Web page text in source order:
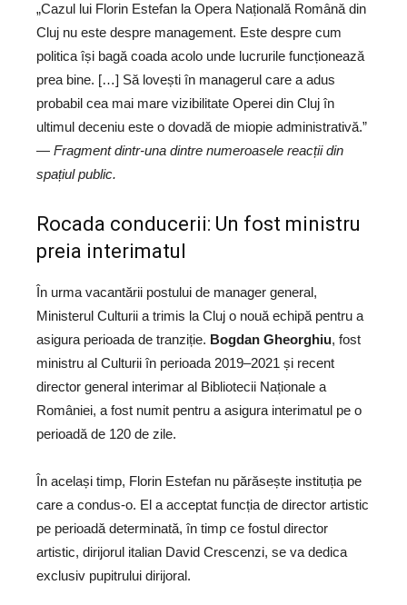
„Cazul lui Florin Estefan la Opera Națională Română din
Cluj nu este despre management. Este despre cum
politica își bagă coada acolo unde lucrurile funcționează
prea bine. […] Să lovești în managerul care a adus
probabil cea mai mare vizibilitate Operei din Cluj în
ultimul deceniu este o dovadă de miopie administrativă.”
— Fragment dintr-una dintre numeroasele reacții din
spațiul public.
Rocada conducerii: Un fost ministru
preia interimatul
În urma vacantării postului de manager general,
Ministerul Culturii a trimis la Cluj o nouă echipă pentru a
asigura perioada de tranziție. Bogdan Gheorghiu, fost
ministru al Culturii în perioada 2019–2021 și recent
director general interimar al Bibliotecii Naționale a
României, a fost numit pentru a asigura interimatul pe o
perioadă de 120 de zile.
În același timp, Florin Estefan nu părăsește instituția pe
care a condus-o. El a acceptat funcția de director artistic
pe perioadă determinată, în timp ce fostul director
artistic, dirijorul italian David Crescenzi, se va dedica
exclusiv pupitrului dirijoral.